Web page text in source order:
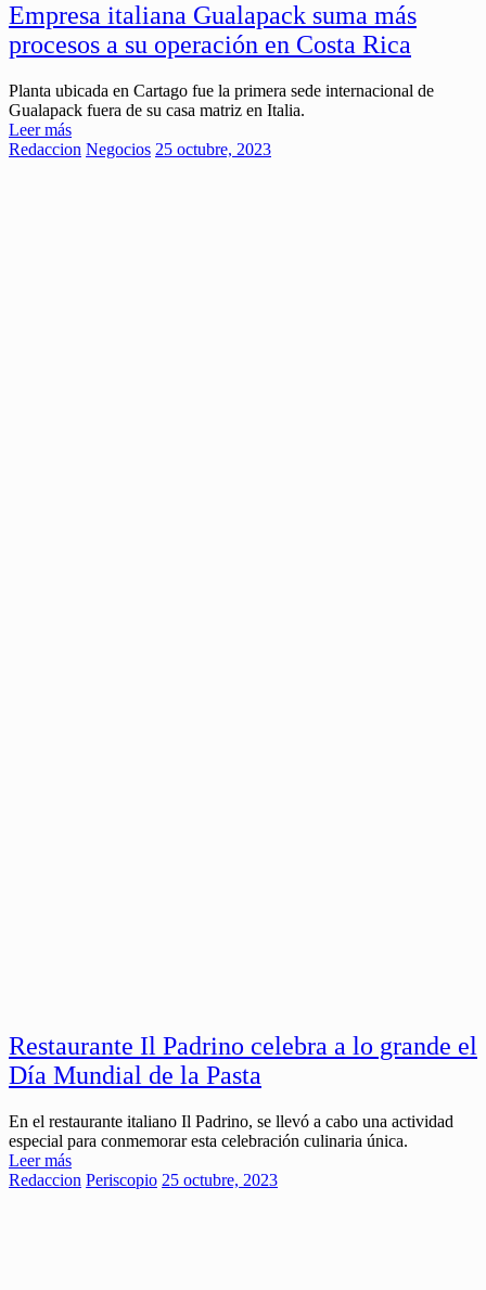
Empresa italiana Gualapack suma más
procesos a su operación en Costa Rica
Planta ubicada en Cartago fue la primera sede internacional de
Gualapack fuera de su casa matriz en Italia.
Leer más
Redaccion Negocios 25 octubre, 2023
Restaurante Il Padrino celebra a lo grande el
Día Mundial de la Pasta
En el restaurante italiano Il Padrino, se llevó a cabo una actividad
especial para conmemorar esta celebración culinaria única.
Leer más
Redaccion Periscopio 25 octubre, 2023